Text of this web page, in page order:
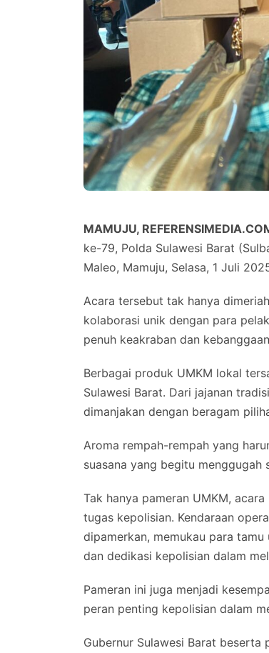
MAMUJU,
ke-79, Polda Sulawesi Barat
Maleo, Mamuju, Selasa, 1 Juli
Acara tersebut tak hanya
kolaborasi unik dengan para
penuh keakraban dan
Berbagai produk UMKM lokal
Sulawesi Barat. Dari jajanan
dimanjakan dengan beragam
Aroma rempah-rempah yang
suasana yang begitu menggugah
Tak hanya pameran UMKM,
tugas kepolisian. Kendaraan
dipamerkan, memukau para
dan dedikasi kepolisian dalam
Pameran ini juga menjadi
peran penting kepolisian dalam
Gubernur Sulawesi Barat beserta